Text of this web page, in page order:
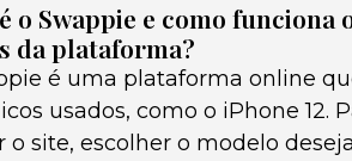
o Swappie e como funciona
da plataforma?
é uma plataforma online
usados, como o iPhone 12.
o site, escolher o modelo